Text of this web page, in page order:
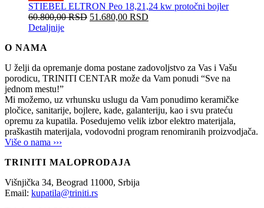
STIEBEL ELTRON Peo 18,21,24 kw protočni bojler
60.800,00RSD 51.680,00 RSD
Detaljnije
O NAMA
U želji da opremanje doma postane zadovoljstvo za Vas i Vašu
porodicu, TRINITI CENTAR može da Vam ponudi “Sve na
jednom mestu!”
Mi možemo, uz vrhunsku uslugu da Vam ponudimo keramičke
pločice, sanitarije, bojlere, kade, galanteriju, kao i svu prateću
opremu za kupatila. Posedujemo velik izbor elektro materijala,
praškastih materijala, vodovodni program renomiranih proizvodjača.
Više o nama ›››
TRINITI MALOPRODAJA
Višnjička 34, Beograd 11000, Srbija
Email: kupatila@triniti.rs